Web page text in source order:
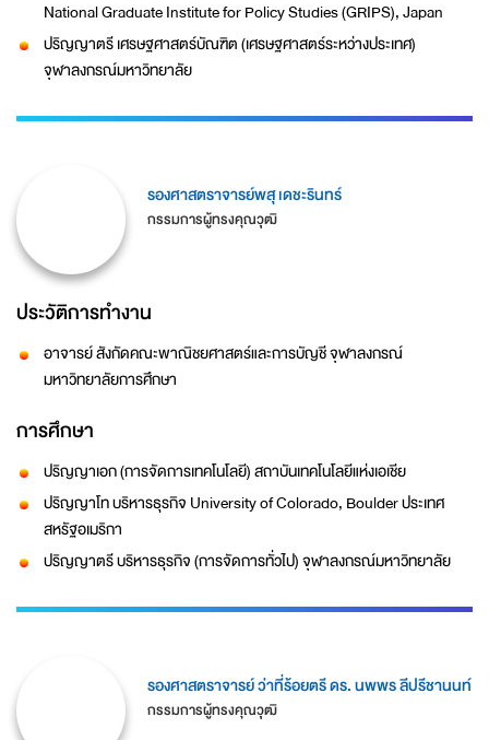
National Graduate Institute for Policy Studies (GRIPS), Japan
ปริญญาตรี เศรษฐศาสตร์บัณฑิต (เศรษฐศาสตร์ระหว่างประเทศ)
จุฬาลงกรณ์มหาวิทยาลัย
รองศาสตราจารย์พสุ เดชะรินทร์
กรรมการผู้ทรงคุณวุฒิ
ประวัติการทำงาน
อาจารย์ สังกัดคณะพาณิชยศาสตร์และการบัญชี จุฬาลงกรณ์
มหาวิทยาลัยการศึกษา
การศึกษา
ปริญญาเอก (การจัดการเทคโนโลยี) สถาบันเทคโนโลยีแห่งเอเชีย
ปริญญาโท บริหารธุรกิจ University of Colorado, Boulder ประเทศ
สหรัฐอเมริกา
ปริญญาตรี บริหารธุรกิจ (การจัดการทั่วไป) จุฬาลงกรณ์มหาวิทยาลัย
รองศาสตราจารย์ ว่าที่ร้อยตรี ดร. นพพร ลีปรีชานนท์
กรรมการผู้ทรงคุณวุฒิ